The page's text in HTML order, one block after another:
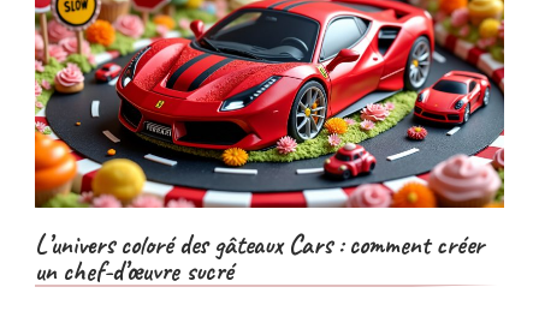
L’univers coloré des gâteaux Cars : comment créer
un chef-d’œuvre sucré